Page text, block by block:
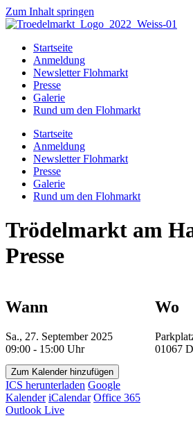
Zum Inhalt springen
Startseite
Anmeldung
Newsletter Flohmarkt
Presse
Galerie
Rund um den Flohmarkt
Startseite
Anmeldung
Newsletter Flohmarkt
Presse
Galerie
Rund um den Flohmarkt
Trödelmarkt am
Presse
Wann
Sa., 27. September 2025
09:00 - 15:00 Uhr
Zum Kalender hinzufügen
ICS herunterladen Google
Kalender iCalendar Office 365
Outlook Live
Wo
01067